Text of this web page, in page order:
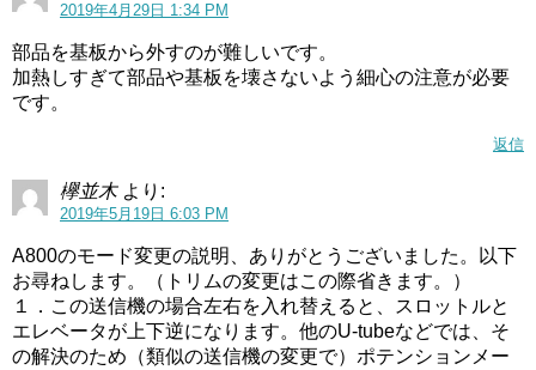
2019年4月29日 1:34 PM
部品を基板から外すのが難しいです。
加熱しすぎて部品や基板を壊さないよう細心の注意が必要
です。
返信
欅並木 より:
2019年5月19日 6:03 PM
A800のモード変更の説明、ありがとうございました。以下
お尋ねします。（トリムの変更はこの際省きます。）
１．この送信機の場合左右を入れ替えると、スロットルと
エレベータが上下逆になります。他のU-tubeなどでは、そ
の解決のため（類似の送信機の変更で）ポテンションメー